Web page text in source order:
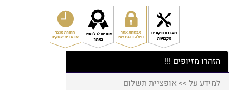
הזהרו מזיופים !!!
למידע על >> אופציית תשלום